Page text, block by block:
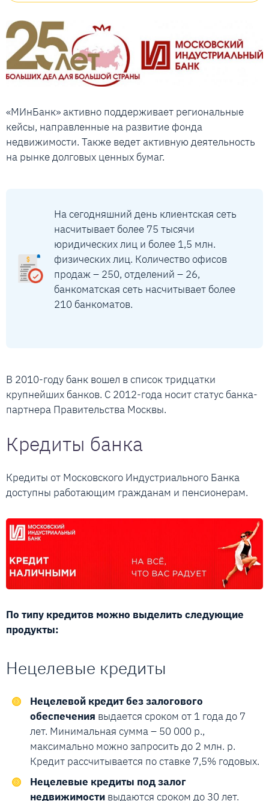
«МИнБанк» активно поддерживает региональные
кейсы, направленные на развитие фонда
недвижимости. Также ведет активную деятельность
на рынке долговых ценных бумаг.
На сегодняшний день клиентская сеть
насчитывает более 75 тысячи
юридических лиц и более 1,5 млн.
физических лиц. Количество офисов
продаж – 250, отделений – 26,
банкоматская сеть насчитывает более
210 банкоматов.
В 2010-году банк вошел в список тридцатки
крупнейших банков. С 2012-года носит статус банка-
партнера Правительства Москвы.
Кредиты банка
Кредиты от Московского Индустриального Банка
доступны работающим гражданам и пенсионерам.
По типу кредитов можно выделить следующие
продукты:
Нецелевые кредиты
Нецелевой кредит без залогового
обеспечения выдается сроком от 1 года до 7
лет. Минимальная сумма – 50 000 р.,
максимально можно запросить до 2 млн. р.
Кредит рассчитывается по ставке 7,5% годовых.
Нецелевые кредиты под залог
недвижимости выдаются сроком до 30 лет.